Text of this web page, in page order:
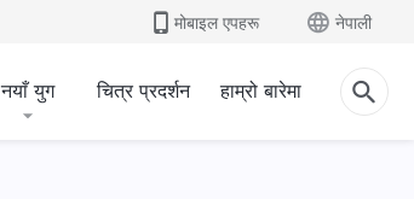
मोबाइल एपहरू नेपाली
नयाँ युग चित्र प्रदर्शन हाम्रो बारेमा
परमेश्‍वरका दैनिक वचनहरू: गन्तव्य र